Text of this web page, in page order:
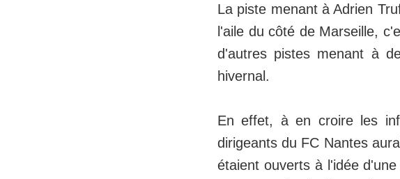
La piste menant à Adrien
l'aile du côté de Marseille,
d'autres pistes menant à
hivernal.
En effet, à en croire les
dirigeants du FC Nantes
étaient ouverts à l'idée